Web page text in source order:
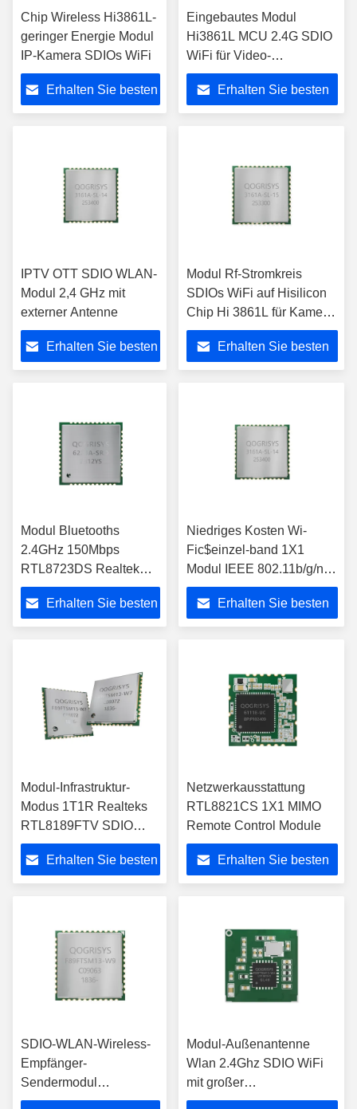
Chip Wireless Hi3861L-
geringer Energie Modul
IP-Kamera SDIOs WiFi
Erhalten Sie besten
Eingebautes Modul
Hi3861L MCU 2.4G SDIO
WiFi für Video-
Übertragung der geringen
EnergieErhalten Sie besten
IPTV OTT SDIO WLAN-
Modul 2,4 GHz mit
externer Antenne
Erhalten Sie besten
Modul Rf-Stromkreis
SDIOs WiFi auf Hisilicon
Chip Hi 3861L für Kamera
der geringen Energie
Erhalten Sie besten
Modul Bluetooths
2.4GHz 150Mbps
RTL8723DS Realtek
WiFi
Erhalten Sie besten
Niedriges Kosten Wi-
Fic$einzel-band 1X1
Modul IEEE 802.11b/g/n
Modul-Hi3861L SDIO WiFi
Erhalten Sie besten
Modul-Infrastruktur-
Modus 1T1R Realteks
RTL8189FTV SDIO
WiFi
Erhalten Sie besten
Netzwerkausstattung
RTL8821CS 1X1 MIMO
Remote Control Module
Erhalten Sie besten
SDIO-WLAN-Wireless-
Empfänger-
Sendermodul
RTL8189FTV 2,4 GHz
Modul-Außenantenne
Wlan 2.4Ghz SDIO WiFi
mit großer
funktionierender Temp-